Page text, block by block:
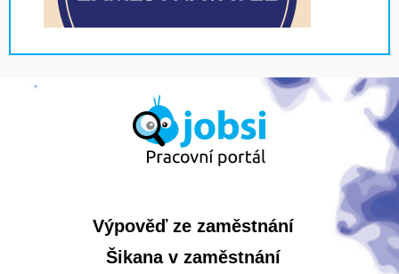
Výpověď ze zaměstnání
Šikana v zaměstnání